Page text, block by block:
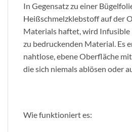
In Gegensatz zu einer
Heißschmelzklebstoff auf der
Materials haftet, wird
zu bedruckenden Material. Es
nahtlose, ebene Oberfläche
die sich niemals ablösen oder
Wie funktioniert es: